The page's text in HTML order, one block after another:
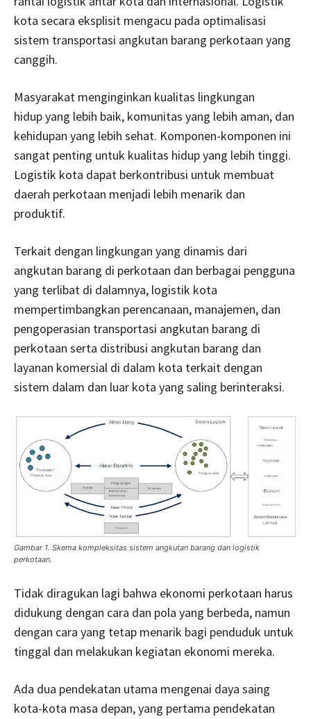
kota secara eksplisit mengacu pada optimalisasi
sistem transportasi angkutan barang perkotaan yang
canggih.
Masyarakat menginginkan kualitas lingkungan
hidup yang lebih baik, komunitas yang lebih aman, dan
kehidupan yang lebih sehat. Komponen-komponen ini
sangat penting untuk kualitas hidup yang lebih tinggi.
Logistik kota dapat berkontribusi untuk membuat
daerah perkotaan menjadi lebih menarik dan
produktif.
Terkait dengan lingkungan yang dinamis dari
angkutan barang di perkotaan dan berbagai pengguna
yang terlibat di dalamnya, logistik kota
mempertimbangkan perencanaan, manajemen, dan
pengoperasian transportasi angkutan barang di
perkotaan serta distribusi angkutan barang dan
layanan komersial di dalam kota terkait dengan
sistem dalam dan luar kota yang saling berinteraksi.
Gambar 1. Skema kompleksitas sistem angkutan barang dan logistik
perkotaan.
Tidak diragukan lagi bahwa ekonomi perkotaan harus
didukung dengan cara dan pola yang berbeda, namun
dengan cara yang tetap menarik bagi penduduk untuk
tinggal dan melakukan kegiatan ekonomi mereka.
Ada dua pendekatan utama mengenai daya saing
kota-kota masa depan, yang pertama pendekatan